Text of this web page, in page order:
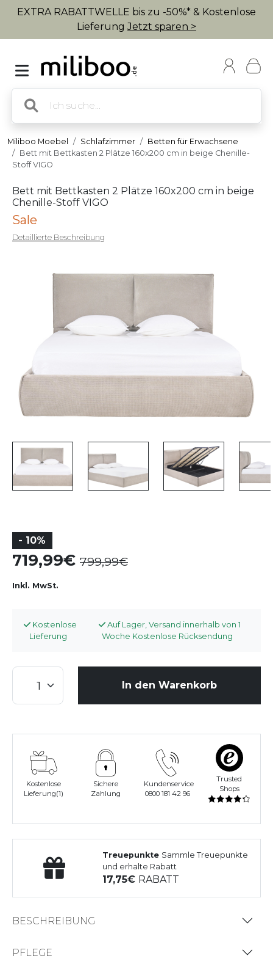
EXTRA RABATTWELLE bis zu -50%* & Kostenlose
LieferungJetzt sparen >
Miliboo Moebel Schlafzimmer
Betten für Erwachsene
Bett mit Bettkasten 2 Plätze 160x200 cm in beige Chenille-
Stoff VIGO
Bett mit Bettkasten 2 Plätze 160x200 cm in beige
Chenille-Stoff VIGO
Sale
Detaillierte Beschreibung
- 10%
719,99 799,99
Inkl. MwSt.
Kostenlose
Lieferung
Auf Lager, Versand innerhalb von 1
Woche Kostenlose Rücksendung
In den Warenkorb
Kostenlose
Lieferung(1)
Sichere
Zahlung
Kundenservice
0800 181 42 96
Trusted
Shops
Treuepunkte Sammle Treuepunkte
und erhalte Rabatt
17,75 RABATT
BESCHREIBUNG
PFLEGE